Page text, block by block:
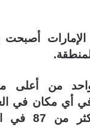
الإمارات
من أعلى
في أي مكان في
الرعايا